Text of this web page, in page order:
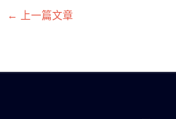
← 上一篇文章